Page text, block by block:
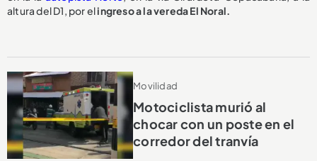
altura del D1, por elingreso a la vereda El Noral.
Movilidad
Motociclista murió al
chocar con un poste en el
corredor del tranvía